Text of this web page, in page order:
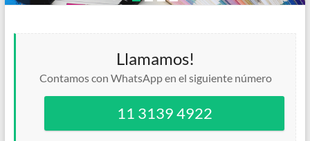
Llamamos!
Contamos con WhatsApp en el siguiente número
11 3139 4922